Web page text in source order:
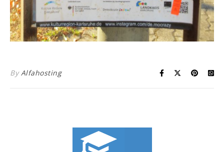
ByAlfahosting